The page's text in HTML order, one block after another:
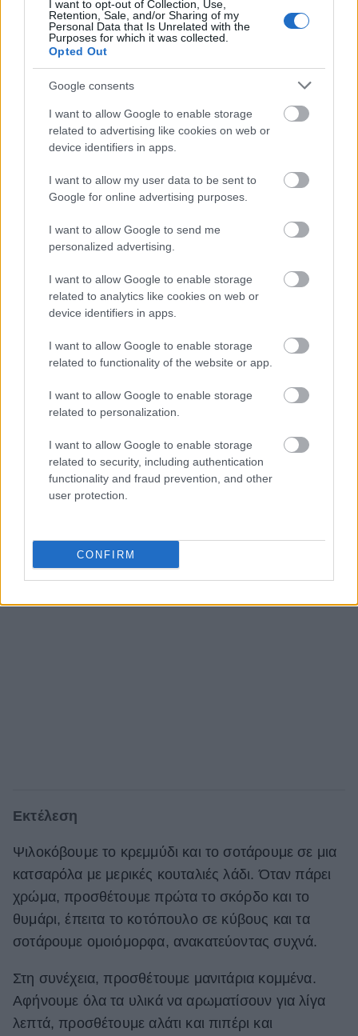
I want to opt-out of Collection, Use,
Retention, Sale, and/or Sharing of my
Personal Data that Is Unrelated with the
Purposes for which it was collected.
Opted Out
Google consents
I want to allow Google to enable storage
related to advertising like cookies on web or
device identifiers in apps.
I want to allow my user data to be sent to
Google for online advertising purposes.
I want to allow Google to send me
personalized advertising.
I want to allow Google to enable storage
related to analytics like cookies on web or
device identifiers in apps.
I want to allow Google to enable storage
related to functionality of the website or app.
I want to allow Google to enable storage
related to personalization.
I want to allow Google to enable storage
related to security, including authentication
functionality and fraud prevention, and other
user protection.
CONFIRM
Δενδρολίβανο
Ελαιόλαδο
Αλάτι, πιπέρι
Εκτέλεση
Ψιλοκόβουμε το κρεμμύδι και το σοτάρουμε σε μια
κατσαρόλα με μερικές κουταλιές λάδι. Όταν πάρει
χρώμα, προσθέτουμε πρώτα το σκόρδο και το
θυμάρι, έπειτα το κοτόπουλο σε κύβους και τα
σοτάρουμε ομοιόμορφα, ανακατεύοντας συχνά.
Στη συνέχεια, προσθέτουμε μανιτάρια κομμένα.
Αφήνουμε όλα τα υλικά να αρωματίσουν για λίγα
λεπτά, προσθέτουμε αλάτι και πιπέρι και